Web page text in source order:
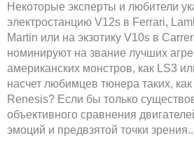
Некоторые эксперты и любители
электростанцию V12s в Ferrari,
Martin или на экзотику V10s в
номинируют на звание лучших
американских монстров, как LS3
насчет любимцев тюнера таких,
Renesis? Если бы только
объективного сравнения
эмоций и предвзятой точки